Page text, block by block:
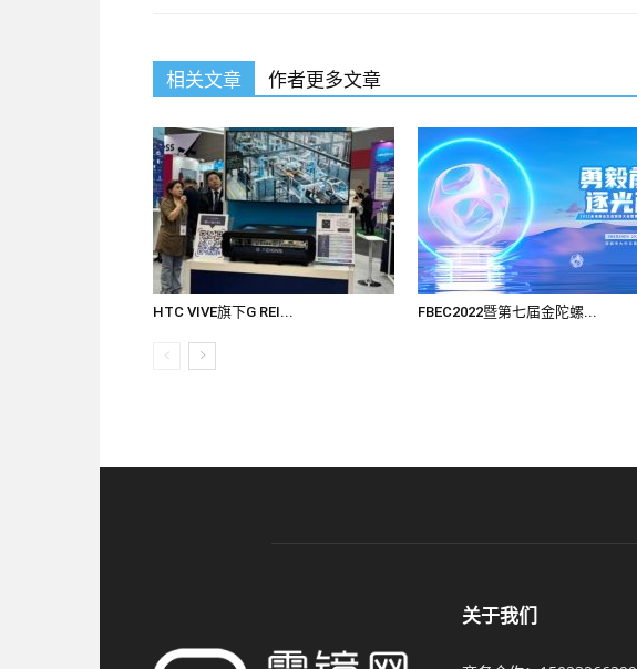
相关文章 作者更多文章
HTC VIVE旗下G REI... FBEC2022暨第七届金陀螺...
关于我们